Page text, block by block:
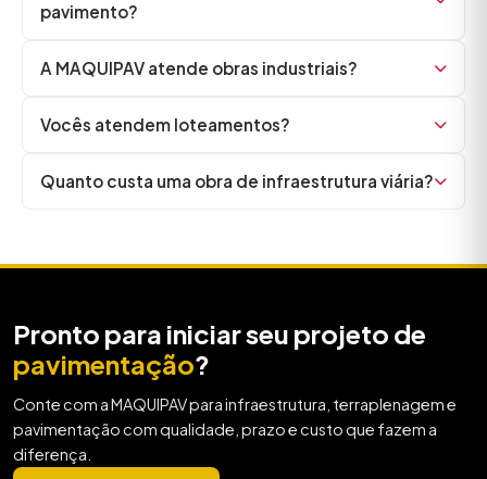
pavimento?
A MAQUIPAV atende obras industriais?
Vocês atendem loteamentos?
Quanto custa uma obra de infraestrutura viária?
Pronto para iniciar seu projeto de
pavimentação?
Conte com a MAQUIPAV para infraestrutura, terraplenagem e
pavimentação com qualidade, prazo e custo que fazem a
diferença.